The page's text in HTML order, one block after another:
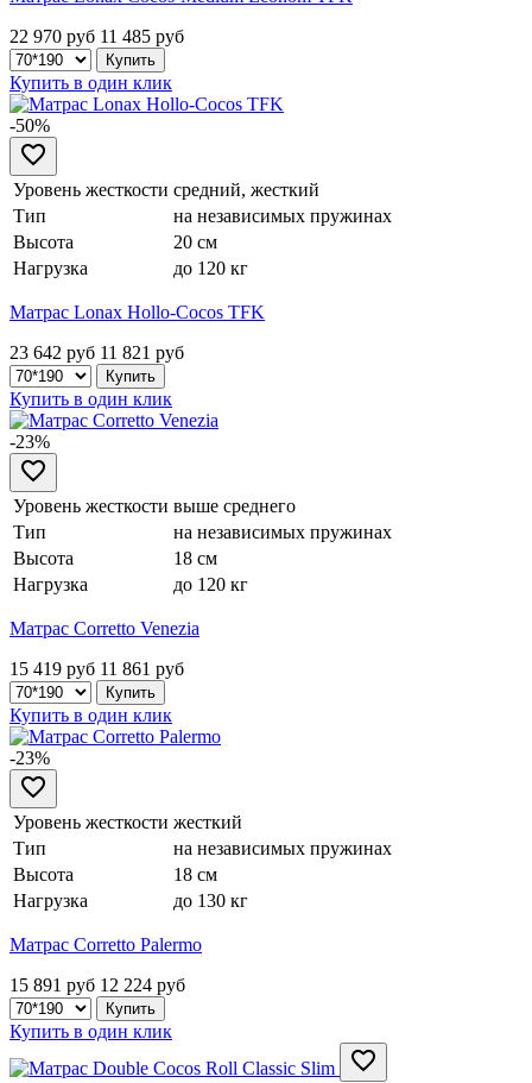
22 970 руб 11 485 руб
Купить в один клик
-50%
Уровень жесткости средний, жесткий
Тип
на независимых пружинах
Высота
20 см
Нагрузка
до 120 кг
Матрас Lonax Hollo-Cocos TFK
23 642 руб 11 821 руб
Купить в один клик
-23%
Уровень жесткости выше среднего
Тип
на независимых пружинах
Высота
18 см
Нагрузка
до 120 кг
Матрас Corretto Venezia
15 419 руб 11 861 руб
Купить в один клик
-23%
Уровень жесткости жесткий
Тип
на независимых пружинах
Высота
18 см
Нагрузка
до 130 кг
Матрас Corretto Palermo
15 891 руб 12 224 руб
Купить в один клик